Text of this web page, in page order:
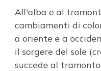
All'alba e al
cambiamenti di
a oriente e a
il sorgere del sole
succede al